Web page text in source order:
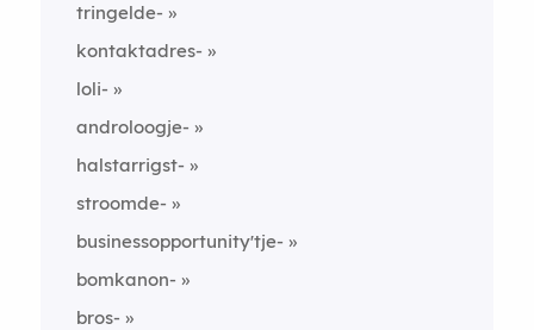
tringelde-
kontaktadres-
loli-
androloogje-
halstarrigst-
stroomde-
businessopportunity'tje-
bomkanon-
bros-